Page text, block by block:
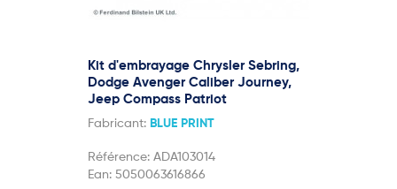
Kit d'embrayage Chrysler Sebring,
Dodge Avenger Caliber Journey,
Jeep Compass Patriot
Fabricant: BLUE PRINT
Référence: ADA103014
Ean: 5050063616866